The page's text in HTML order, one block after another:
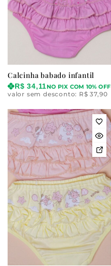
Calcinha babado infantil
R$ 34,11NO PIX COM 10% OFF
valor sem desconto: R$ 37,90